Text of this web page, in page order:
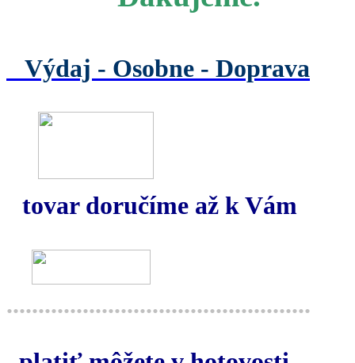
Výdaj - Osobne - Doprava
tovar doručíme až k Vám
................................................